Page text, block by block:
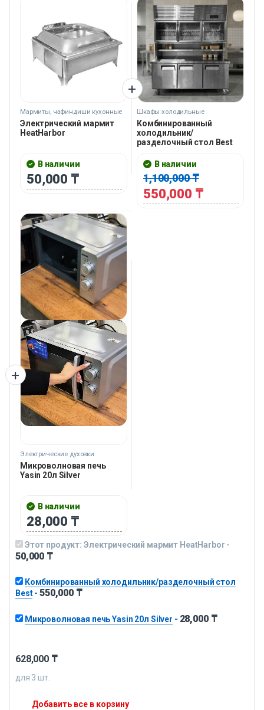
Мармиты, чафиндиши кухонные
Электрический мармит
HeatHarbor
В наличии
50,000 ₸
Шкафы холодильные
Комбинированный
холодильник/
разделочный стол Best
В наличии
1,100,000₸
550,000 ₸
Электрические духовки
Микроволновая печь
Yasin 20л Silver
В наличии
28,000 ₸
Этот продукт: Электрический мармит HeatHarbor -
50,000 ₸
Комбинированный холодильник/разделочный стол
Best-550,000 ₸
Микроволновая печь Yasin 20л Silver - 28,000 ₸
628,000 ₸
для 3 шт.
Добавить все в корзину